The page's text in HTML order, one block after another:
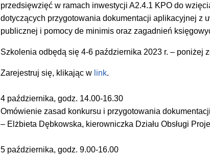
przedsięwzięć w ramach inwestycji A2.4.1 KPO do
dotyczących przygotowania dokumentacji aplikacyjnej z
publicznej i pomocy de minimis oraz zagadnień
Szkolenia odbędą się 4-6 października 2023 r. – poniżej
Zarejestruj się, klikając w link.
4 października, godz. 14.00-16.30
Omówienie zasad konkursu i przygotowania
– Elżbieta Dębkowska, kierowniczka Działu Obsługi
5 października, godz. 9.00-16.00